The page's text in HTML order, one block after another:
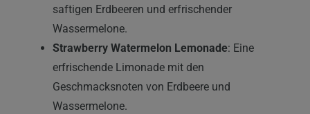
saftigen Erdbeeren und erfrischender
Wassermelone.
Strawberry Watermelon Lemonade: Eine
erfrischende Limonade mit den
Geschmacksnoten von Erdbeere und
Wassermelone.